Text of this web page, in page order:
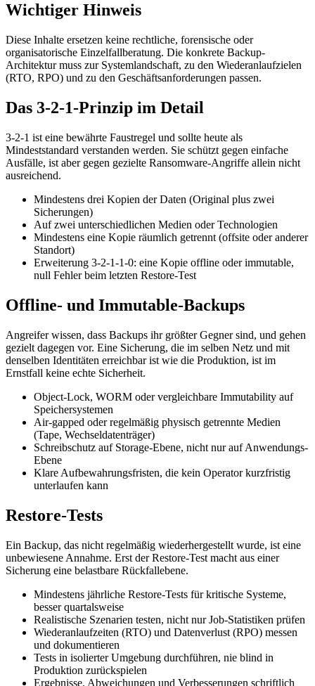
Wichtiger Hinweis
Diese Inhalte ersetzen keine rechtliche, forensische oder
organisatorische Einzelfallberatung. Die konkrete Backup-
Architektur muss zur Systemlandschaft, zu den Wiederanlaufzielen
(RTO, RPO) und zu den Geschäftsanforderungen passen.
Das 3-2-1-Prinzip im Detail
3-2-1 ist eine bewährte Faustregel und sollte heute als
Mindeststandard verstanden werden. Sie schützt gegen einfache
Ausfälle, ist aber gegen gezielte Ransomware-Angriffe allein nicht
ausreichend.
Mindestens drei Kopien der Daten (Original plus zwei
Sicherungen)
Auf zwei unterschiedlichen Medien oder Technologien
Mindestens eine Kopie räumlich getrennt (offsite oder anderer
Standort)
Erweiterung 3-2-1-1-0: eine Kopie offline oder immutable,
null Fehler beim letzten Restore-Test
Offline- und Immutable-Backups
Angreifer wissen, dass Backups ihr größter Gegner sind, und gehen
gezielt dagegen vor. Eine Sicherung, die im selben Netz und mit
denselben Identitäten erreichbar ist wie die Produktion, ist im
Ernstfall keine echte Sicherheit.
Object-Lock, WORM oder vergleichbare Immutability auf
Speichersystemen
Air-gapped oder regelmäßig physisch getrennte Medien
(Tape, Wechseldatenträger)
Schreibschutz auf Storage-Ebene, nicht nur auf Anwendungs-
Ebene
Klare Aufbewahrungsfristen, die kein Operator kurzfristig
unterlaufen kann
Restore-Tests
Ein Backup, das nicht regelmäßig wiederhergestellt wurde, ist eine
unbewiesene Annahme. Erst der Restore-Test macht aus einer
Sicherung eine belastbare Rückfallebene.
Mindestens jährliche Restore-Tests für kritische Systeme,
besser quartalsweise
Realistische Szenarien testen, nicht nur Job-Statistiken prüfen
Wiederanlaufzeiten (RTO) und Datenverlust (RPO) messen
und dokumentieren
Tests in isolierter Umgebung durchführen, nie blind in
Produktion zurückspielen
Ergebnisse, Abweichungen und Verbesserungen schriftlich